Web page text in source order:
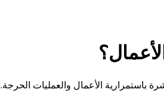
باستمرارية الأعمال والعمليات الحرجة.